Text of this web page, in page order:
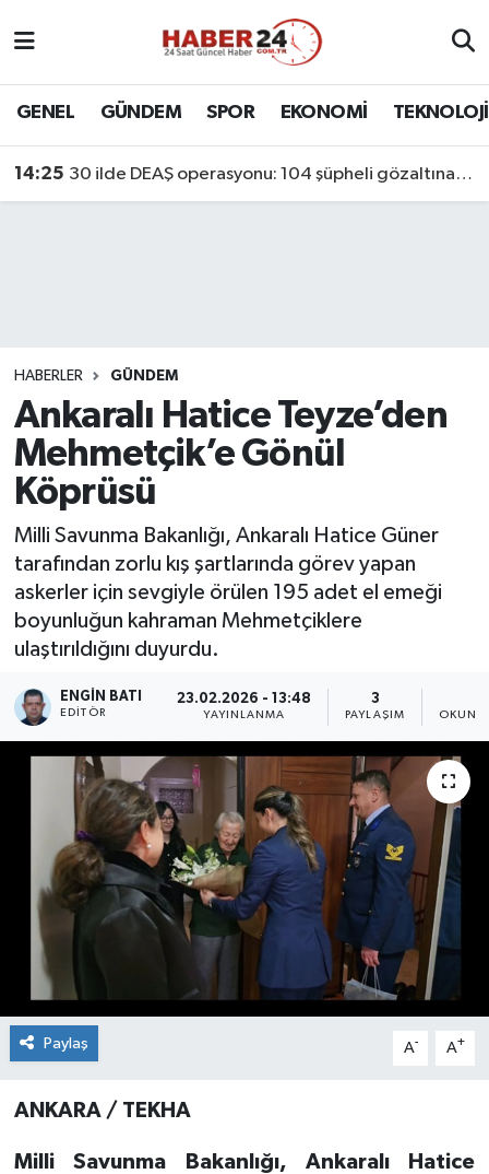
GENEL GÜNDEM SPOR EKONOMİ TEKNOLOJİ
14:25 30 ilde DEAŞ operasyonu: 104 şüpheli gözaltına alındı
HABERLER GÜNDEM
Ankaralı Hatice Teyze’den
Mehmetçik’e Gönül
Köprüsü
Milli Savunma Bakanlığı, Ankaralı Hatice Güner
tarafından zorlu kış şartlarında görev yapan
askerler için sevgiyle örülen 195 adet el emeği
boyunluğun kahraman Mehmetçiklere
ulaştırıldığını duyurdu.
ENGIN BATI
EDITÖR
23.02.2026 - 13:48
YAYINLANMA
3
PAYLAŞIM
Paylaş A- A+
ANKARA / TEKHA
Milli Savunma Bakanlığı, Ankaralı Hatice
Nöbetçi Eczaneler
Son Dakika Haberleri
Haber Arşivi